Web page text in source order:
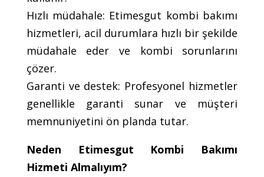
Hızlı müdahale: Etimesgut kombi bakımı
hizmetleri, acil durumlara hızlı bir şekilde
müdahale eder ve kombi sorunlarını
çözer.
Garanti ve destek: Profesyonel hizmetler
genellikle garanti sunar ve müşteri
memnuniyetini ön planda tutar.
Neden Etimesgut Kombi Bakımı
Hizmeti Almalıyım?